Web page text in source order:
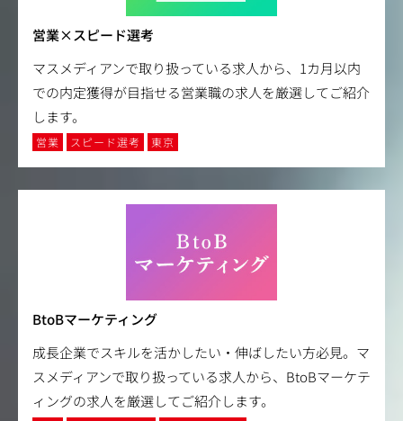
営業×スピード選考
マスメディアンで取り扱っている求人から、1カ月以内
での内定獲得が目指せる営業職の求人を厳選してご紹介
します。
営業 スピード選考 東京
BtoBマーケティング
成長企業でスキルを活かしたい・伸ばしたい方必見。マ
スメディアンで取り扱っている求人から、BtoBマーケテ
ィングの求人を厳選してご紹介します。